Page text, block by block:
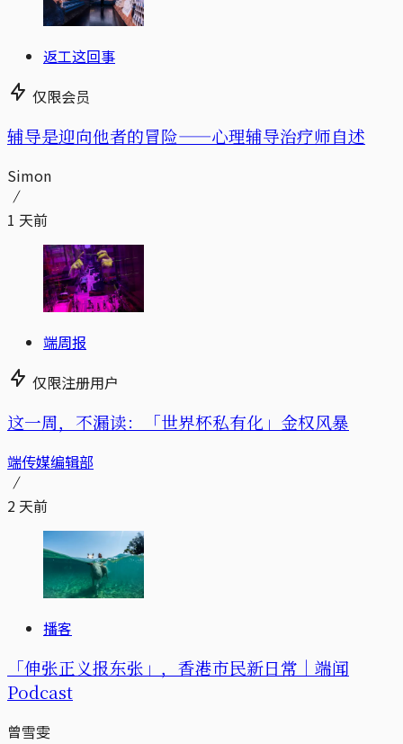
返工这回事
仅限会员
辅导是迎向他者的冒险——心理辅导治疗师自述
Simon
1 天前
端周报
仅限注册用户
这一周，不漏读：「世界杯私有化」金权风暴
端传媒编辑部
2 天前
播客
「伸张正义报东张」，香港市民新日常｜端闻
Podcast
曾雪雯